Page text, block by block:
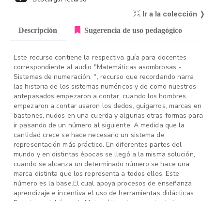
Ir a la colección ❭
Descripción Sugerencia de uso pedagógico
Este recurso contiene la respectiva guía para docentes
correspondiente al audio "Matemáticas asombrosas -
Sistemas de numeración. ", recurso que recordando narra
las historia de los sistemas numéricos y de como nuestros
antepasados empezaron a contar; cuando los hombres
empezaron a contar usaron los dedos, guigarros, marcas en
bastones, nudos en una cuerda y algunas otras formas para
ir pasando de un número al siguiente. A medida que la
cantidad crece se hace necesario un sistema de
representación más práctico. En diferentes partes del
mundo y en distintas épocas se llegó a la misma solución,
cuando se alcanza un determinado número se hace una
marca distinta que los representa a todos ellos. Este
número es la base.El cual apoya procesos de enseñanza
aprendizaje e incentiva el uso de herramientas didácticas.